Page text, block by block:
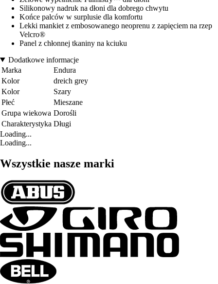
Silikonowy nadruk na dłoni dla dobrego chwytu
Końce palców w surplusie dla komfortu
Lekki mankiet z embosowanego neoprenu z zapięciem na rzep
Velcro®
Panel z chłonnej tkaniny na kciuku
Dodatkowe informacje
Marka
Endura
Kolor
dreich grey
Kolor
Szary
Płeć
Mieszane
Grupa wiekowa Dorośli
Charakterystyka Długi
Loading...
Loading...
Wszystkie nasze marki